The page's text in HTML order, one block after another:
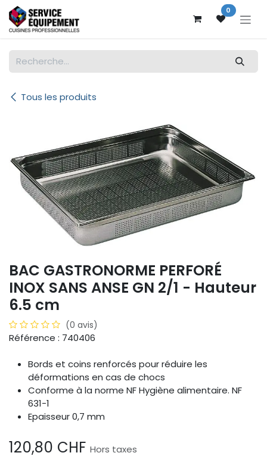
Se rendre au contenu 0
Tous les produits
BAC GASTRONORME PERFORÉ
INOX SANS ANSE GN 2/1 - Hauteur
6.5 cm
(0 avis)
Référence : 740406
Bords et coins renforcés pour réduire les
déformations en cas de chocs
Conforme à la norme NF Hygiène alimentaire. NF
631-1
Epaisseur 0,7 mm
120,80 CHF Hors taxes